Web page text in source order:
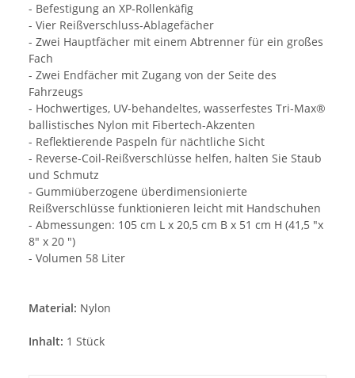
- Befestigung an XP-Rollenkäfig
- Vier Reißverschluss-Ablagefächer
- Zwei Hauptfächer mit einem Abtrenner für ein großes
Fach
- Zwei Endfächer mit Zugang von der Seite des
Fahrzeugs
- Hochwertiges, UV-behandeltes, wasserfestes Tri-Max®
ballistisches Nylon mit Fibertech-Akzenten
- Reflektierende Paspeln für nächtliche Sicht
- Reverse-Coil-Reißverschlüsse helfen, halten Sie Staub
und Schmutz
- Gummiüberzogene überdimensionierte
Reißverschlüsse funktionieren leicht mit Handschuhen
- Abmessungen: 105 cm L x 20,5 cm B x 51 cm H (41,5 "x
8" x 20 ")
- Volumen 58 Liter
Material: Nylon
Inhalt: 1 Stück